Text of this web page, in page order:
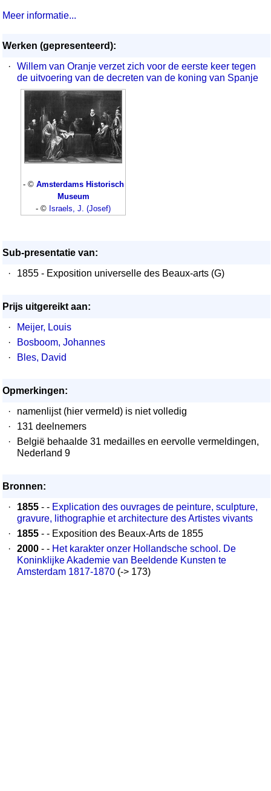
Meer informatie...
Werken (gepresenteerd):
·
Willem van Oranje verzet zich voor de eerste keer tegen
de uitvoering van de decreten van de koning van Spanje
- © Amsterdams Historisch
Museum
- © Israels, J. (Josef)
Sub-presentatie van:
·
1855 - Exposition universelle des Beaux-arts (G)
Prijs uitgereikt aan:
·
Meijer, Louis
·
Bosboom, Johannes
·
Bles, David
Opmerkingen:
·
namenlijst (hier vermeld) is niet volledig
·
131 deelnemers
·
België behaalde 31 medailles en eervolle vermeldingen,
Nederland 9
Bronnen:
·
1855 - - Explication des ouvrages de peinture, sculpture,
gravure, lithographie et architecture des Artistes vivants
·
1855 - - Exposition des Beaux-Arts de 1855
·
2000 - - Het karakter onzer Hollandsche school. De
Koninklijke Akademie van Beeldende Kunsten te
Amsterdam 1817-1870 (-> 173)